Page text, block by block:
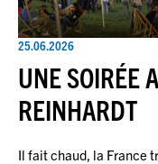
25.06.2026
UNE SOIRÉE
REINHARDT
Il fait chaud, la France